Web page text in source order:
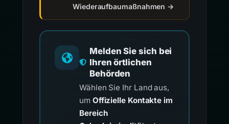
Wiederaufbaumaßnahmen →
Melden Sie sich bei
Ihren örtlichen
Behörden
Wählen Sie Ihr Land aus,
um Offizielle Kontakte im
Bereich